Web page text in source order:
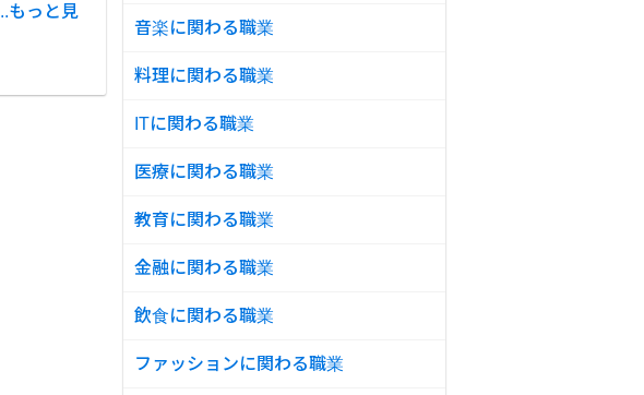
..もっと見
音楽に関わる職業
料理に関わる職業
ITに関わる職業
医療に関わる職業
教育に関わる職業
金融に関わる職業
飲食に関わる職業
ファッションに関わる職業